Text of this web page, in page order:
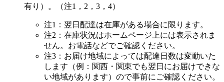
有り）。（注1，2，3，4）
注1：翌日配達は在庫がある場合に限ります。
注2：在庫状況はホームページ上には表示されま
せん。お電話などでご確認ください。
注3：お届け地域によっては配達日数は変動いた
します（例：関西・関東でも翌日にお届けできな
い地域があります）ので事前にご確認ください。